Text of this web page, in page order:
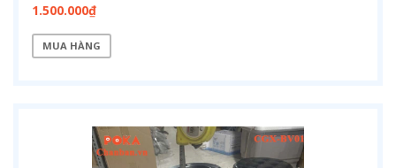
1.500.000₫
MUA HÀNG